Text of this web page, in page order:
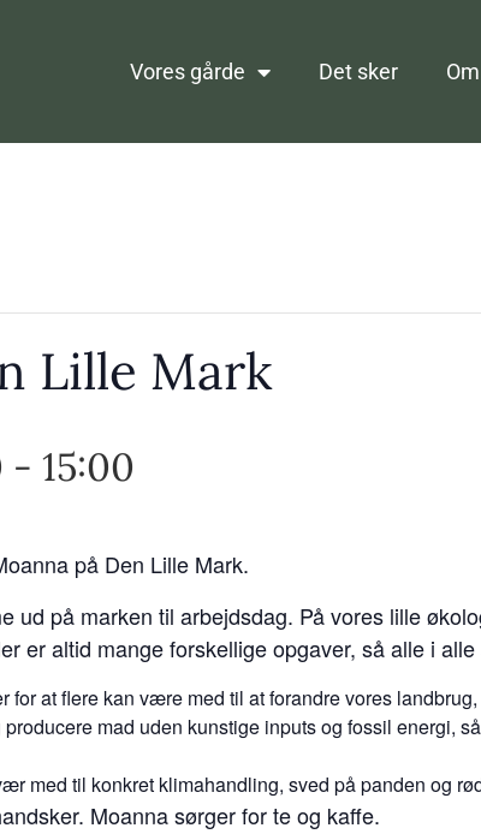
Vores gårde Det sker
Lille Mark
- 15:00
på Den Lille Mark.
ud på marken til arbejdsdag. På vores lille
er altid mange forskellige opgaver, så alle i
at flere kan være med til at forandre vores
mad uden kunstige inputs og fossil energi,
med til konkret klimahandling, sved på panden og
Moanna sørger for te og kaffe.